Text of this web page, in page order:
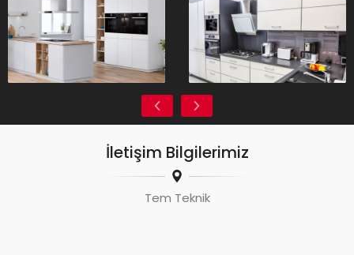
İletişim Bilgilerimiz
Tem Teknik